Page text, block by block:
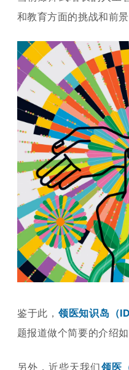
和教育方面的挑战和前景
鉴于此， 领医知识岛（
题报道做个简要的介绍
另外 ，近些天我们领医